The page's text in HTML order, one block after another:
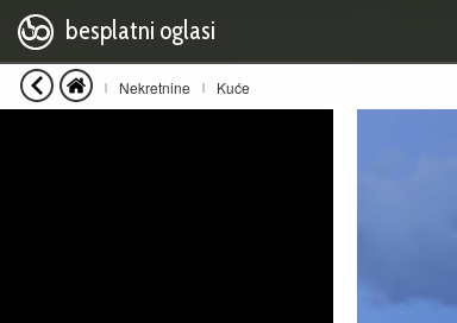
besplatni oglasi
| Nekretnine | Kuće